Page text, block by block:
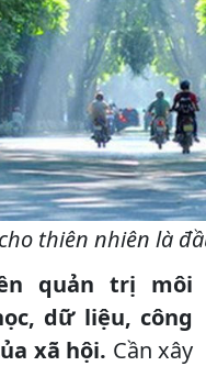
thiên nhiên là
quản trị môi
dữ liệu, công
xã hội. Cần xây